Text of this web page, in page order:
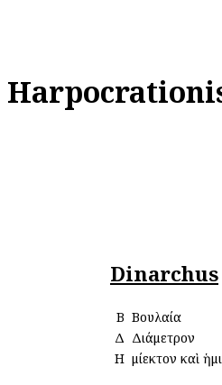
Dinarchus
Β Βουλαία
Δ Διάμετρον
Η Ἡμίεκτον καὶ